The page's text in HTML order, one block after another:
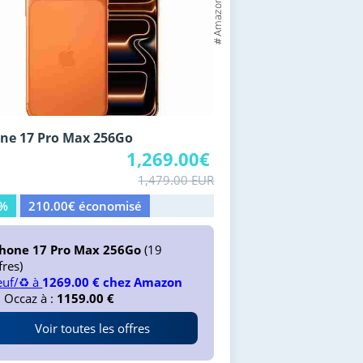
17 Pro Max 256Go
1,269.00€
1,479.00 EUR
210.00€ économisé
17 Pro Max 256Go(19
♻️ à 1269.00 € chez Amazon
Occaz à : 1159.00 €
Voir toutes les offres